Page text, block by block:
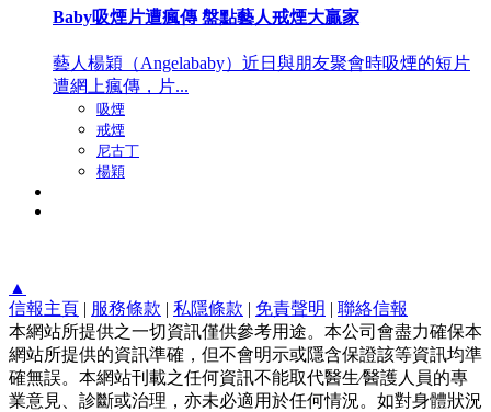
Baby吸煙片遭瘋傳 盤點藝人戒煙大贏家
藝人楊穎（Angelababy）近日與朋友聚會時吸煙的短片
遭網上瘋傳，片...
吸煙
戒煙
尼古丁
楊穎
▲
信報主頁 | 服務條款 | 私隱條款 | 免責聲明 | 聯絡信報
本網站所提供之一切資訊僅供參考用途。本公司會盡力確保本
網站所提供的資訊準確，但不會明示或隱含保證該等資訊均準
確無誤。本網站刊載之任何資訊不能取代醫生∕醫護人員的專
業意見、診斷或治理，亦未必適用於任何情況。如對身體狀況